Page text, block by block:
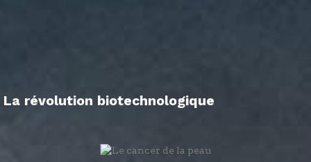
La révolution biotechnologique